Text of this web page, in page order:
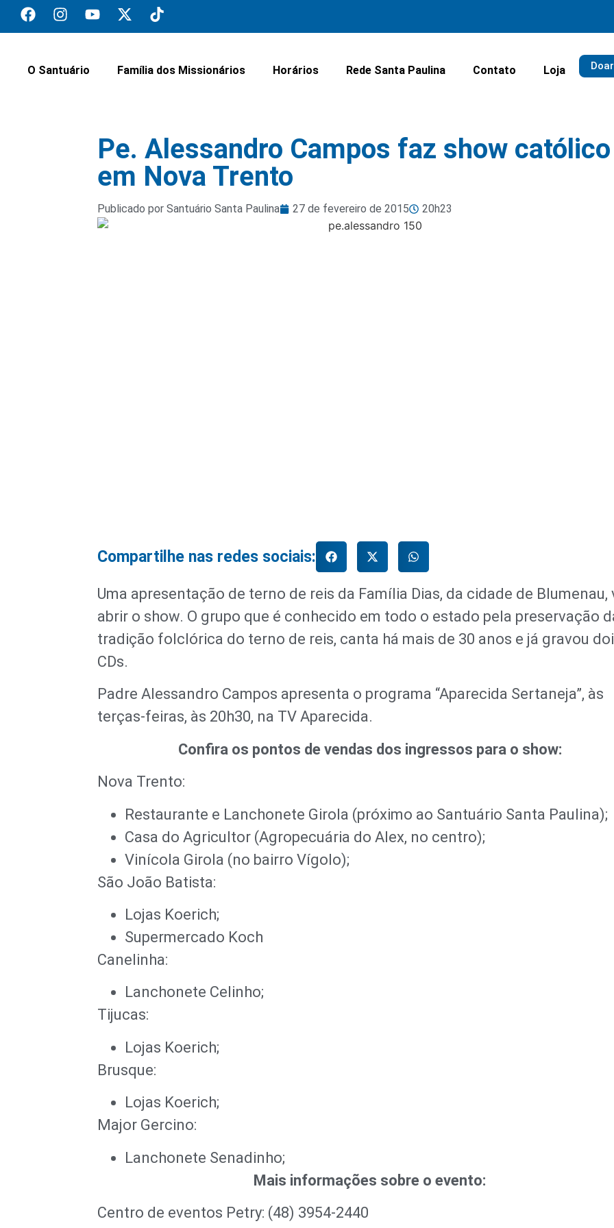
O Santuário Família dos Missionários Horários Rede Santa Paulina Contato Loja Doar
Pe. Alessandro Campos faz show católico
em Nova Trento
Publicado por Santuário Santa Paulina 27 de fevereiro de 2015 20h23
Compartilhe nas redes sociais:
Uma apresentação de terno de reis da Família Dias, da cidade de Blumenau,
abrir o show. O grupo que é conhecido em todo o estado pela preservação
tradição folclórica do terno de reis, canta há mais de 30 anos e já gravou
CDs.
Padre Alessandro Campos apresenta o programa “Aparecida Sertaneja”, às
terças-feiras, às 20h30, na TV Aparecida.
Confira os pontos de vendas dos ingressos para o show:
Nova Trento:
Restaurante e Lanchonete Girola (próximo ao Santuário Santa Paulina);
Casa do Agricultor (Agropecuária do Alex, no centro);
Vinícola Girola (no bairro Vígolo);
São João Batista:
Lojas Koerich;
Supermercado Koch
Canelinha:
Lanchonete Celinho;
Tijucas:
Lojas Koerich;
Brusque:
Lojas Koerich;
Major Gercino:
Lanchonete Senadinho;
Mais informações sobre o evento:
Centro de eventos Petry: (48) 3954-2440